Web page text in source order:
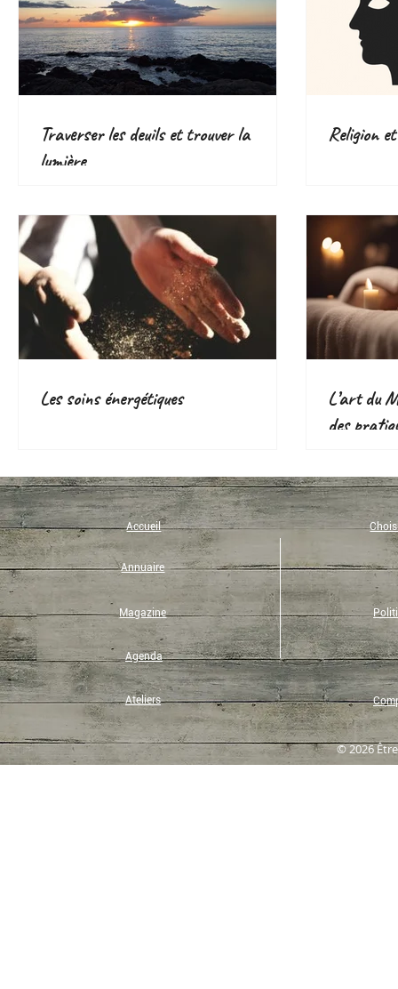
Traverser les deuils et trouver la
lumière
Religion
Les soins énergétiques
L’art du
des
Accueil
Annuaire
Magazine
Agenda
Ateliers
© 2026